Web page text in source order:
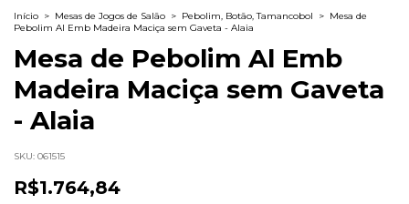
Início > Mesas de Jogos de Salão > Pebolim, Botão, Tamancobol > Mesa de
Pebolim Al Emb Madeira Maciça sem Gaveta - Alaia
Mesa de Pebolim Al Emb
Madeira Maciça sem Gaveta
- Alaia
SKU: 061515
R$1.764,84